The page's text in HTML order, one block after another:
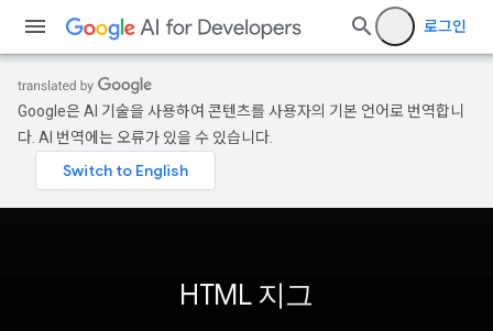
로그인
Google은 AI 기술을 사용하여 콘텐츠를 사용자의 기본 언어로 번역합니
다. AI 번역에는 오류가 있을 수 있습니다.
HTML 지그